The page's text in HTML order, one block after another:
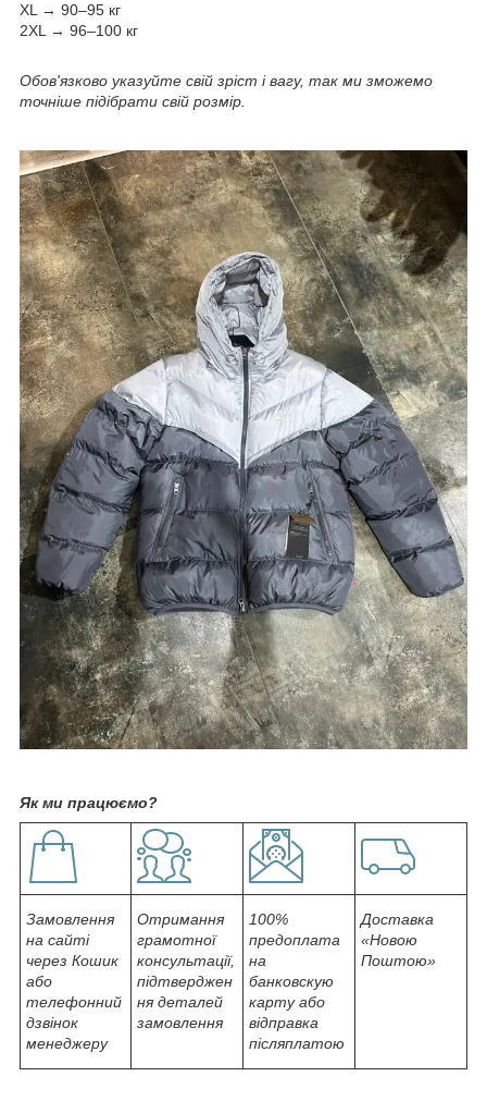
XL → 90–95 кг
2XL → 96–100 кг
Обов'язково указуйте свій зріст і вагу, так ми зможемо
точніше підібрати свій розмір.
Як ми працюємо?
Замовлення
на сайті
через Кошик
або
телефонний
дзвінок
менеджеру
Отримання
грамотної
консультації,
підтверджен
ня деталей
замовлення
100%
предоплата
на
банковскую
карту або
відправка
післяплатою
Доставка
«Новою
Поштою»